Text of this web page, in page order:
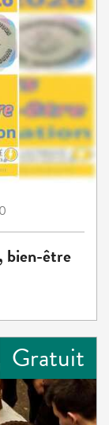
bien-être
Gratuit